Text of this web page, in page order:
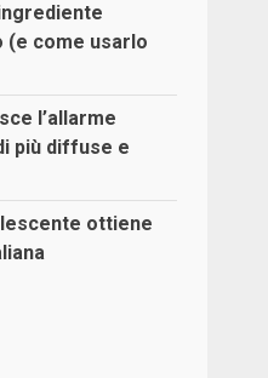
(e come usarlo
l’allarme
più diffuse e
ottiene